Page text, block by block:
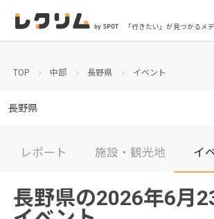
「行きたい」が見つかるメ
TOP 中部 長野県 イベント
長野県
レポート 施設・観光地 イ
長野県の2026年6月